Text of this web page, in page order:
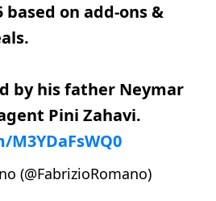
on add-ons &
by his father Neymar
Pini Zahavi.
(@FabrizioRomano)